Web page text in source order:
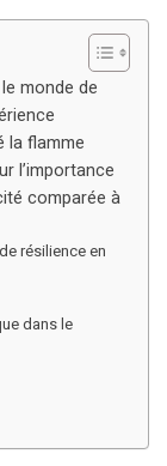
monde de
la flamme
l’importance
comparée à
résilience en
dans le